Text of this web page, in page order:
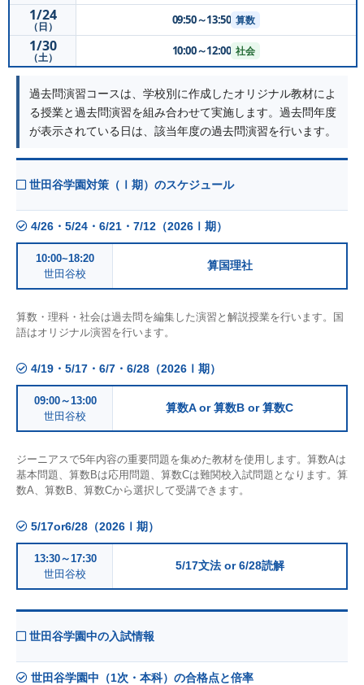
1/24
（日） 09:50～13:50 算数
1/30
（土） 10:00～12:00 社会
過去問演習コースは、学校別に作成したオリジナル教材によ
る授業と過去問演習を組み合わせて実施します。過去問年度
が表示されている日は、該当年度の過去問演習を行います。
世田谷学園対策（Ⅰ期）のスケジュール
4/26・5/24・6/21・7/12（2026Ⅰ期）
10:00~18:20
世田谷校
算国理社
算数・理科・社会は過去問を編集した演習と解説授業を行います。国
語はオリジナル演習を行います。
4/19・5/17・6/7・6/28（2026Ⅰ期）
09:00～13:00
世田谷校
算数A or 算数B or 算数C
ジーニアスで5年内容の重要問題を集めた教材を使用します。算数Aは
基本問題、算数Bは応用問題、算数Cは難関校入試問題となります。算
数A、算数B、算数Cから選択して受講できます。
5/17or6/28（2026Ⅰ期）
13:30～17:30
世田谷校
5/17文法 or 6/28読解
世田谷学園中の入試情報
世田谷学園中（1次・本科）の合格点と倍率